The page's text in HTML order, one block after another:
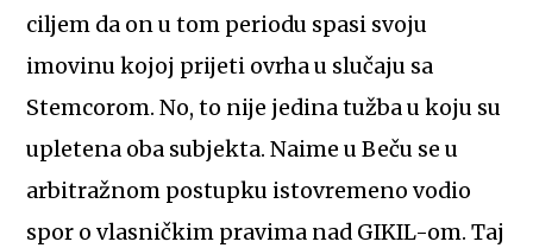
ciljem da on u tom periodu spasi svoju
imovinu kojoj prijeti ovrha u slučaju sa
Stemcorom. No, to nije jedina tužba u koju su
upletena oba subjekta. Naime u Beču se u
arbitražnom postupku istovremeno vodio
spor o vlasničkim pravima nad GIKIL-om. Taj